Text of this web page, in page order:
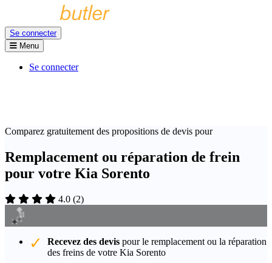
Se connecter
Menu
Se connecter
Comparez gratuitement des propositions de devis pour
Remplacement ou réparation de frein
pour votre Kia Sorento
4.0 (2)
Recevez des devis pour le remplacement ou la réparation
des freins de votre Kia Sorento